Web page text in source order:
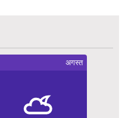
अगस्त